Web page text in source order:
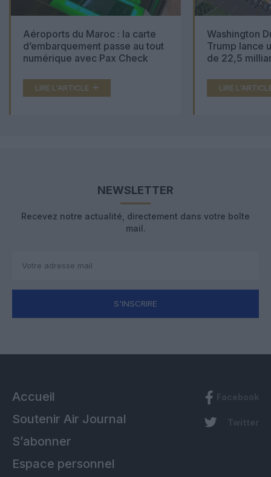
Aéroports du Maroc : la carte
d’embarquement passe au tout
numérique avec Pax Check
LIRE L'ARTICLE
Washington
Trump lance
de 22,5
LIRE
NEWSLETTER
Recevez notre actualité, directement dans votre boîte
mail.
S'INSCRIRE
Accueil
Soutenir Air Journal
S’abonner
Espace personnel